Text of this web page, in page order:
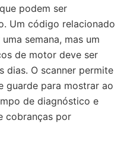
podem ser
Um código relacionado
semana, mas um
de motor deve ser
dias. O scanner permite
guarde para mostrar ao
de diagnóstico e
cobranças por